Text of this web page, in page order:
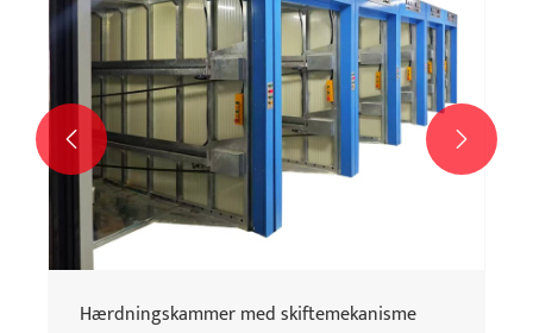
Hærdningskammer med skiftemekanisme
 